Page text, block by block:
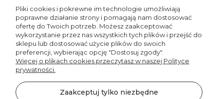
Decordruk
Obrus okrągły SPRING
wzór SP06 | wiosenna
łąka
98,00 zł
Do koszyka
Pliki cookies i pokrewne im technologie umożliwiają
poprawne działanie strony i pomagają nam dostosować
ofertę do Twoich potrzeb. Możesz zaakceptować
wykorzystanie przez nas wszystkich tych plików i przejść do
sklepu lub dostosować użycie plików do swoich
preferencji, wybierając opcję "Dostosuj zgody".
Więcej o plikach cookies przeczytasz w naszej Polityce
prywatności.
Zaakceptuj tylko niezbędne